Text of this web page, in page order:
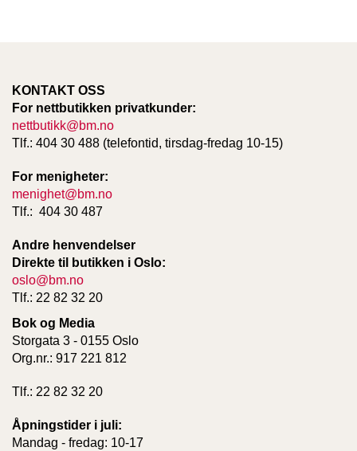
KONTAKT OSS
For nettbutikken privatkunder:
nettbutikk@bm.no
Tlf.: 404 30 488 (telefontid, tirsdag-fredag 10-15)
For menigheter:
menighet@bm.no
Tlf.: 404 30 487
Andre henvendelser
Direkte til butikken i Oslo:
oslo@bm.no
Tlf.: 22 82 32 20
Bok og Media
Storgata 3 - 0155 Oslo
Org.nr.: 917 221 812
Tlf.: 22 82 32 20
Åpningstider i juli:
Mandag - fredag: 10-17